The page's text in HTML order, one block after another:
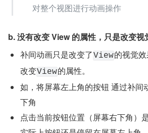
对整个视图进行动画操作
b. 没有改变 View 的属性，只是改变视
补间动画只是改变了View的视觉
改变View的属性。
如，将屏幕左上角的按钮 通过补间
下角
点击当前按钮位置（屏幕右下角）